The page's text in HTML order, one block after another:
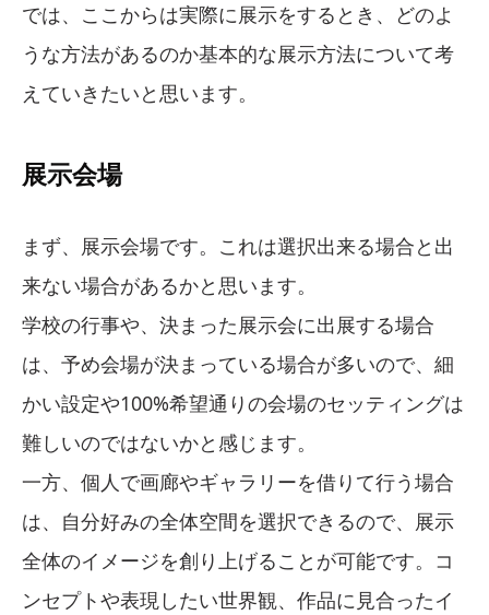
では、ここからは実際に展示をするとき、どのよ
うな方法があるのか基本的な展示方法について考
えていきたいと思います。
展示会場
まず、展示会場です。これは選択出来る場合と出
来ない場合があるかと思います。
学校の行事や、決まった展示会に出展する場合
は、予め会場が決まっている場合が多いので、細
かい設定や100%希望通りの会場のセッティングは
難しいのではないかと感じます。
一方、個人で画廊やギャラリーを借りて行う場合
は、自分好みの全体空間を選択できるので、展示
全体のイメージを創り上げることが可能です。コ
ンセプトや表現したい世界観、作品に見合ったイ